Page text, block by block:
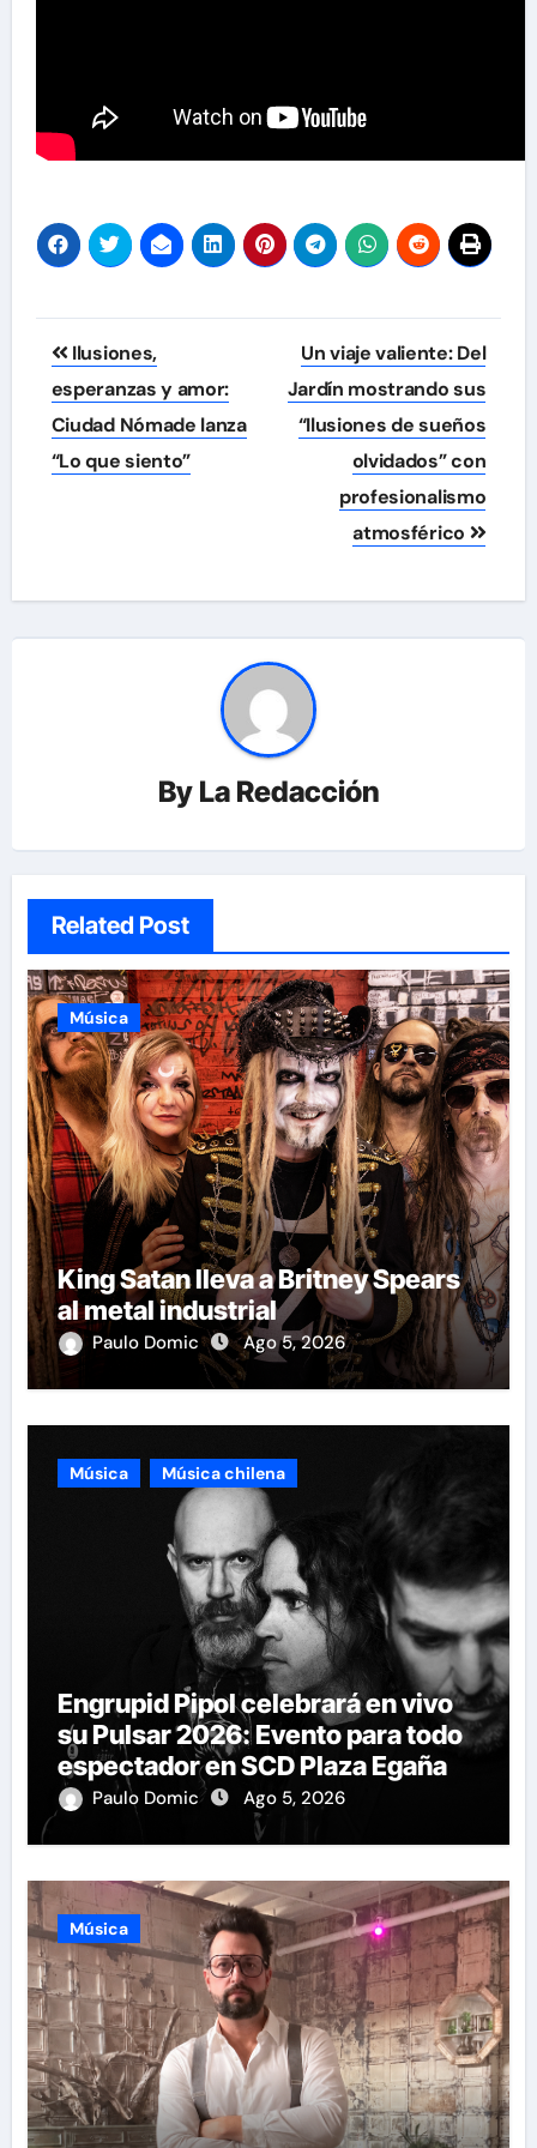
Navegación
de
entradas
Ilusiones,
esperanzas y amor:
Ciudad Nómade lanza
“Lo que siento”
Un viaje valiente: Del
Jardín mostrando sus
“Ilusiones de sueños
olvidados” con
profesionalismo
atmosférico
By La Redacción
Related Post
Música
King Satan lleva a Britney Spears
al metal industrial
Paulo Domic Ago 5, 2026
Música Música chilena
Engrupid Pipol celebrará en vivo
su Pulsar 2026: Evento para todo
espectador en SCD Plaza Egaña
Paulo Domic Ago 5, 2026
Música